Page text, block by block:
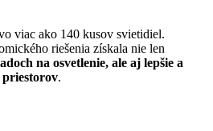
viac ako 140 kusov svietidiel.
riešenia získala nie len
na osvetlenie, ale aj lepšie a
priestorov.